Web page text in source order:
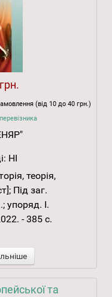
(від 10 до 40 грн.)
НІ
теорія,
Під заг.
упоряд. І.
- 385 с.
та